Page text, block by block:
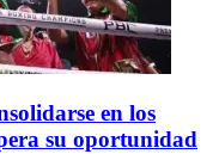
en los
su oportunidad